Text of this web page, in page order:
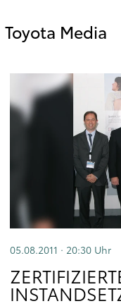
Toyota Media
05.08.2011 · 20:30 Uhr